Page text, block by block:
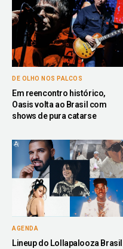
DE OLHO NOS PALCOS
Em reencontro histórico,
Oasis volta ao Brasil com
shows de pura catarse
AGENDA
Lineup do Lollapalooza Brasil